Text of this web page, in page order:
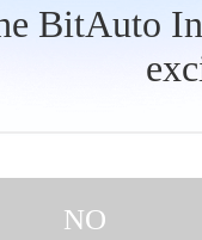
BitAuto
NO